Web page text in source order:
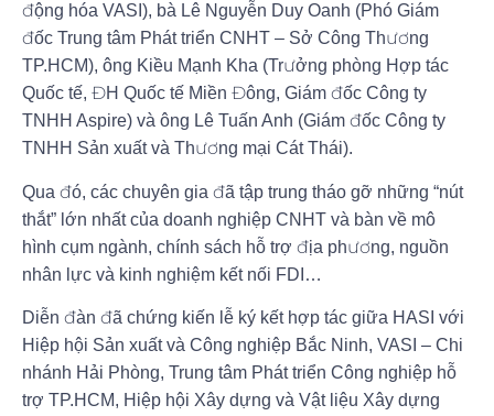
động hóa VASI), bà Lê Nguyễn Duy Oanh (Phó Giám
đốc Trung tâm Phát triển CNHT – Sở Công Thương
TP.HCM), ông Kiều Mạnh Kha (Trưởng phòng Hợp tác
Quốc tế, ĐH Quốc tế Miền Đông, Giám đốc Công ty
TNHH Aspire) và ông Lê Tuấn Anh (Giám đốc Công ty
TNHH Sản xuất và Thương mại Cát Thái).
Qua đó, các chuyên gia đã tập trung tháo gỡ những “nút
thắt” lớn nhất của doanh nghiệp CNHT và bàn về mô
hình cụm ngành, chính sách hỗ trợ địa phương, nguồn
nhân lực và kinh nghiệm kết nối FDI…
Diễn đàn đã chứng kiến lễ ký kết hợp tác giữa HASI với
Hiệp hội Sản xuất và Công nghiệp Bắc Ninh, VASI – Chi
nhánh Hải Phòng, Trung tâm Phát triển Công nghiệp hỗ
trợ TP.HCM, Hiệp hội Xây dựng và Vật liệu Xây dựng